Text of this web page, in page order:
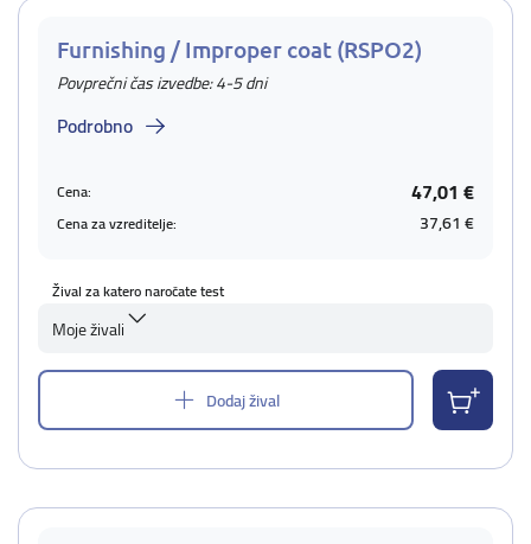
Furnishing / Improper coat (RSPO2)
Povprečni čas izvedbe: 4-5 dni
Podrobno
Cena: 47,01 €
Cena za vzreditelje: 37,61 €
Žival za katero naročate test
Moje živali
Dodaj žival